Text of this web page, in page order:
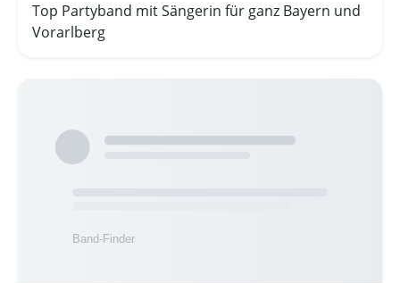
Top Partyband mit Sängerin für ganz Bayern und
Vorarlberg